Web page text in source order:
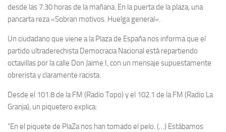
desde las 7.30 horas de la mañana. En la puerta de la plaza, una
pancarta reza «Sobran motivos. Huelga general».
Un ciudadano que viene a la Plaza de España nos informa que el
partido ultraderechista Democracia Nacional está repartiendo
octavillas por la calle Don Jaime I, con un mensaje supuestamente
obrerista y claramente racista.
Desde el 101.8 de la FM (Radio Topo) y el 102.1 de la FM (Radio La
Granja), un piquetero explica:
“En el piquete de PlaZa nos han tomado el pelo. (…) Estábamos